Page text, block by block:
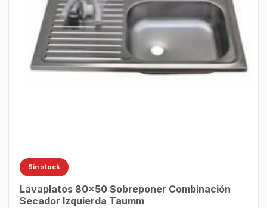
Sin stock
Lavaplatos 80×50 Sobreponer Combinación
Secador Izquierda Taumm